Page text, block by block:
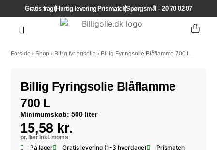
Gratis fragtHurtig levering PrismatchSpørgsmål - 20 70 02 07
Forside ›Shop › Billig fyringsolie › Billig Fyringsolie Blåflamme 700 L
Billig Fyringsolie Blåflamme
700 L
Minimumskøb: 500 liter
15,58 kr.
inkl. moms
På lager Gratis levering (1-3 hverdage) Prismatch